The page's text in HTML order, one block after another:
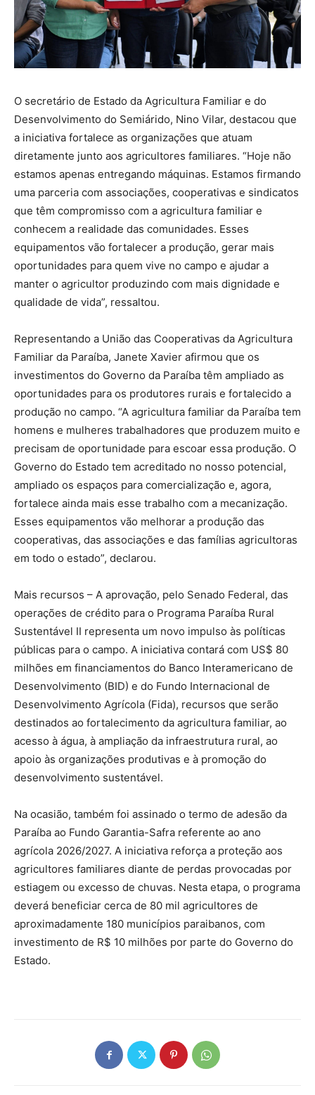
O secretário de Estado da Agricultura Familiar e do
Desenvolvimento do Semiárido, Nino Vilar, destacou que
a iniciativa fortalece as organizações que atuam
diretamente junto aos agricultores familiares. “Hoje não
estamos apenas entregando máquinas. Estamos firmando
uma parceria com associações, cooperativas e sindicatos
que têm compromisso com a agricultura familiar e
conhecem a realidade das comunidades. Esses
equipamentos vão fortalecer a produção, gerar mais
oportunidades para quem vive no campo e ajudar a
manter o agricultor produzindo com mais dignidade e
qualidade de vida”, ressaltou.
Representando a União das Cooperativas da Agricultura
Familiar da Paraíba, Janete Xavier afirmou que os
investimentos do Governo da Paraíba têm ampliado as
oportunidades para os produtores rurais e fortalecido a
produção no campo. “A agricultura familiar da Paraíba tem
homens e mulheres trabalhadores que produzem muito e
precisam de oportunidade para escoar essa produção. O
Governo do Estado tem acreditado no nosso potencial,
ampliado os espaços para comercialização e, agora,
fortalece ainda mais esse trabalho com a mecanização.
Esses equipamentos vão melhorar a produção das
cooperativas, das associações e das famílias agricultoras
em todo o estado”, declarou.
Mais recursos – A aprovação, pelo Senado Federal, das
operações de crédito para o Programa Paraíba Rural
Sustentável II representa um novo impulso às políticas
públicas para o campo. A iniciativa contará com US$ 80
milhões em financiamentos do Banco Interamericano de
Desenvolvimento (BID) e do Fundo Internacional de
Desenvolvimento Agrícola (Fida), recursos que serão
destinados ao fortalecimento da agricultura familiar, ao
acesso à água, à ampliação da infraestrutura rural, ao
apoio às organizações produtivas e à promoção do
desenvolvimento sustentável.
Na ocasião, também foi assinado o termo de adesão da
Paraíba ao Fundo Garantia-Safra referente ao ano
agrícola 2026/2027. A iniciativa reforça a proteção aos
agricultores familiares diante de perdas provocadas por
estiagem ou excesso de chuvas. Nesta etapa, o programa
deverá beneficiar cerca de 80 mil agricultores de
aproximadamente 180 municípios paraibanos, com
investimento de R$ 10 milhões por parte do Governo do
Estado.